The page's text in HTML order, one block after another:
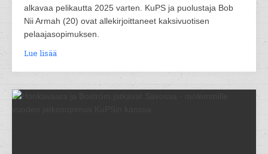
alkavaa pelikautta 2025 varten. KuPS ja puolustaja Bob
Nii Armah (20) ovat allekirjoittaneet kaksivuotisen
pelaajasopimuksen.
Lue lisää